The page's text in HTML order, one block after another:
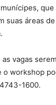
suas áreas de
vagas
o workshop
1600.